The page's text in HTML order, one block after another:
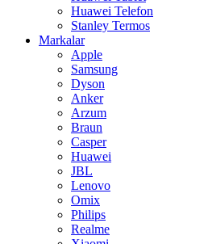
Huawei Telefon
Stanley Termos
Markalar
Apple
Samsung
Dyson
Anker
Arzum
Braun
Casper
Huawei
JBL
Lenovo
Omix
Philips
Realme